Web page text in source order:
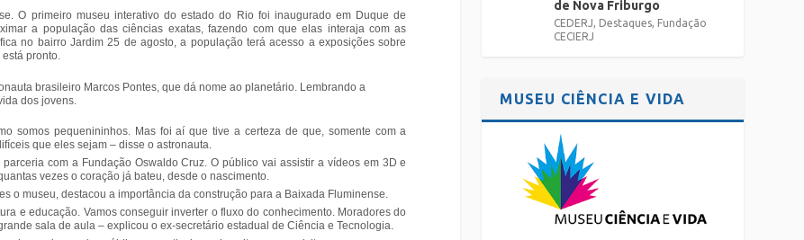
O primeiro museu interativo do estado do Rio foi inaugurado em Duque de
a população das ciências exatas, fazendo com que elas interaja com as
no bairro Jardim 25 de agosto, a população terá acesso a exposições sobre
pronto.
brasileiro Marcos Pontes, que dá nome ao planetário. Lembrando a
dos jovens.
somos pequenininhos. Mas foi aí que tive a certeza de que, somente com a
que eles sejam – disse o astronauta.
com a Fundação Oswaldo Cruz. O público vai assistir a vídeos em 3D e
vezes o coração já bateu, desde o nascimento.
o museu, destacou a importância da construção para a Baixada Fluminense.
e educação. Vamos conseguir inverter o fluxo do conhecimento. Moradores do
sala de aula – explicou o ex-secretário estadual de Ciência e Tecnologia.
de Nova Friburgo
CEDERJ, Destaques, Fundação
CECIERJ
MUSEU CIÊNCIA E VIDA